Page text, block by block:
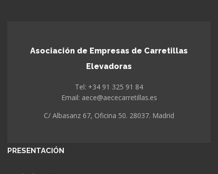
Asociación de Empresas de Carretillas
Elevadoras
Tel: +34 91 325 91 84
Email: aece@aececarretillas.es
C/ Albasanz 67, Oficina 50. 28037. Madrid
PRESENTACIÓN